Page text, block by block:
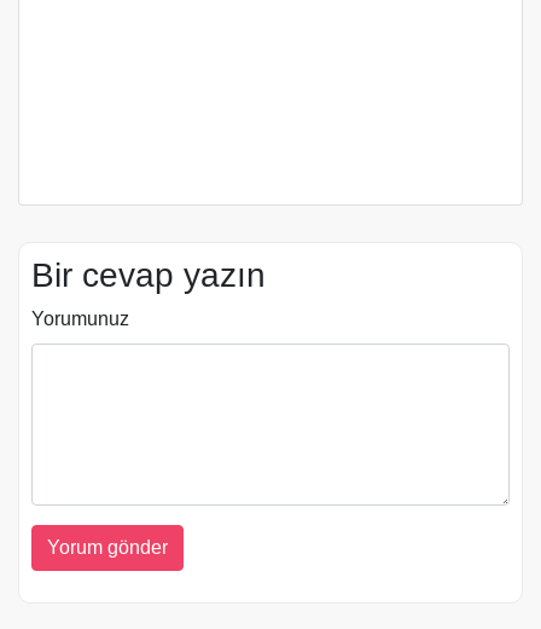
Bir cevap yazın
Yorumunuz